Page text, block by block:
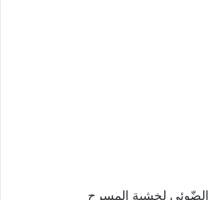
لخشبة المسرح